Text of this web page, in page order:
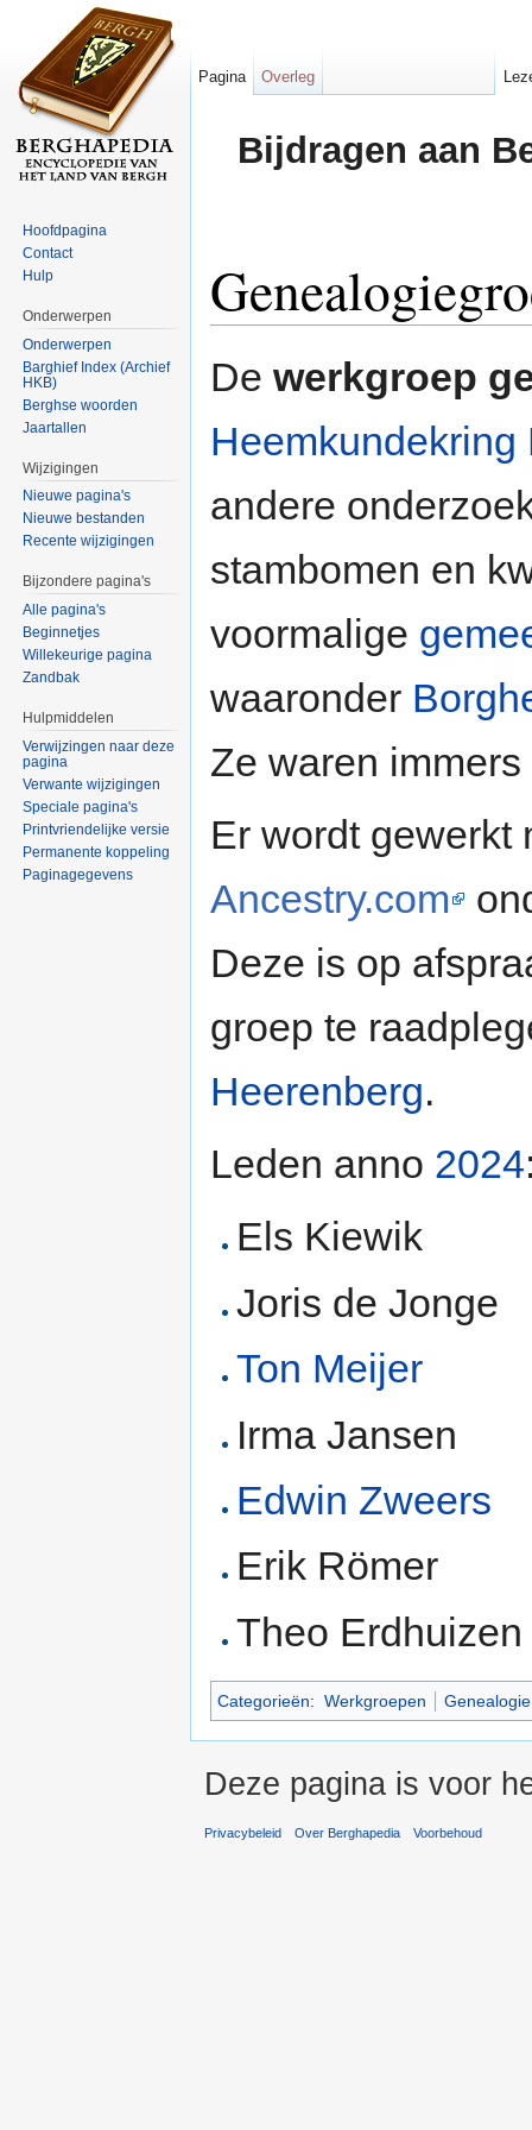
Bijdragen aan
De werkgroep
Heemkundekring
andere
stambomen en
voormalige
waaronder
Ze waren
Er wordt gewerkt
Ancestry.com
Deze is op
groep te
Heerenberg.
Leden anno 2024
Els Kiewik
Joris de Jonge
Ton Meijer
Irma Jansen
Edwin Zweers
Erik Römer
Theo Erdhuizen
Categorieën: Werkgroepen Genealogie
Pagina Overleg
Hoofdpagina
Contact
Hulp
Onderwerpen
Onderwerpen
Barghief Index (Archief
HKB)
Berghse woorden
Jaartallen
Wijzigingen
Nieuwe pagina's
Nieuwe bestanden
Recente wijzigingen
Bijzondere pagina's
Alle pagina's
Beginnetjes
Willekeurige pagina
Zandbak
Hulpmiddelen
Verwijzingen naar deze
pagina
Verwante wijzigingen
Speciale pagina's
Printvriendelijke versie
Permanente koppeling
Paginagegevens
Deze pagina is voor
Privacybeleid Over Berghapedia Voorbehoud